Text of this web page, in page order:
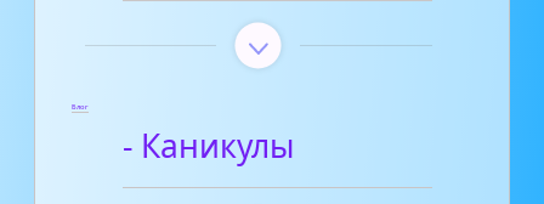
Блог
- Каникулы